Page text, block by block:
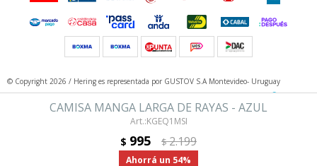
CAMISA MANGA LARGA DE RAYAS - AZUL
KGEQ1MSI
$ 995 $2.199
54
© Copyright 2026 / Hering es representada por GUSTOV S.A Montevideo- Uruguay